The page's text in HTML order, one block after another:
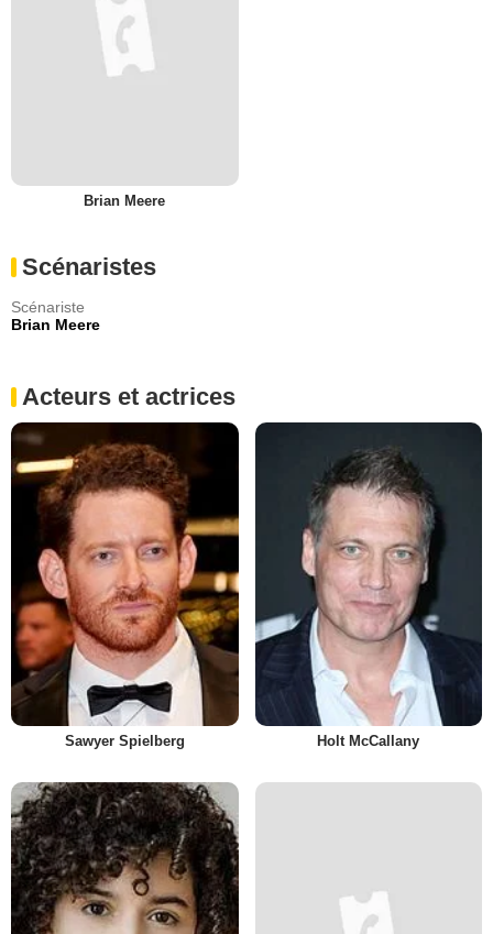
Brian Meere
Scénaristes
Scénariste
Brian Meere
Acteurs et actrices
Sawyer Spielberg Holt McCallany